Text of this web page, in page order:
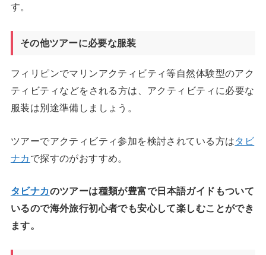
す。
その他ツアーに必要な服装
フィリピンでマリンアクティビティ等自然体験型のアク
ティビティなどをされる方は、アクティビティに必要な
服装は別途準備しましょう。
ツアーでアクティビティ参加を検討されている方はタビ
ナカ で探すのがおすすめ。
タビナカのツアーは種類が豊富で日本語ガイドもついて
いるので海外旅行初心者でも安心して楽しむことができ
ます。